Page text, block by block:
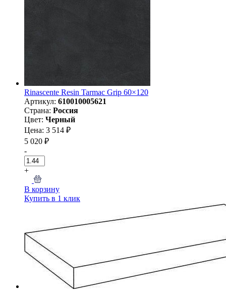
Rinascente Resin Tarmac Grip 60×120
Артикул: 610010005621
Страна: Россия
Цвет: Черный
Цена: 3 514 ₽
5 020 ₽
-
+
В корзину
Купить в 1 клик